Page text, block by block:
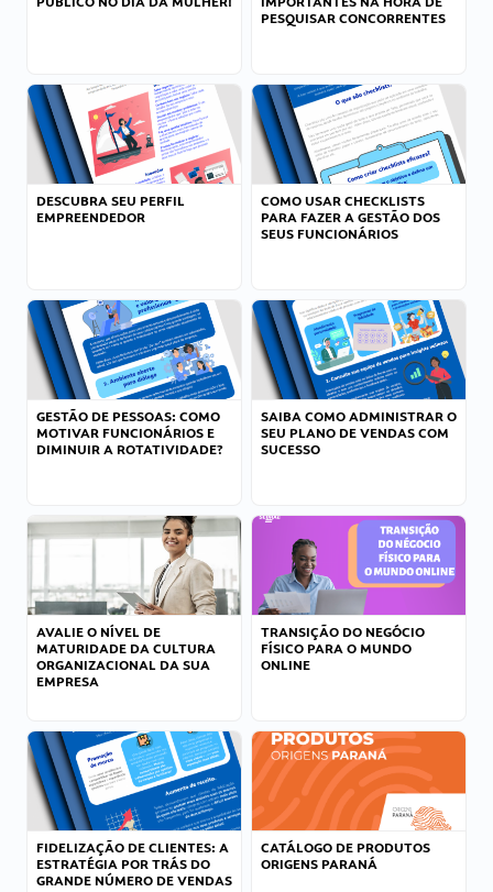
PESQUISAR CONCORRENTES
DESCUBRA SEU PERFIL
EMPREENDEDOR
COMO USAR CHECKLISTS
PARA FAZER A GESTÃO DOS
SEUS FUNCIONÁRIOS
GESTÃO DE PESSOAS: COMO
MOTIVAR FUNCIONÁRIOS E
DIMINUIR A ROTATIVIDADE?
SAIBA COMO ADMINISTRAR O
SEU PLANO DE VENDAS COM
SUCESSO
AVALIE O NÍVEL DE
MATURIDADE DA CULTURA
ORGANIZACIONAL DA SUA
EMPRESA
TRANSIÇÃO DO NEGÓCIO
FÍSICO PARA O MUNDO
ONLINE
FIDELIZAÇÃO DE CLIENTES: A
ESTRATÉGIA POR TRÁS DO
GRANDE NÚMERO DE VENDAS
CATÁLOGO DE PRODUTOS
ORIGENS PARANÁ